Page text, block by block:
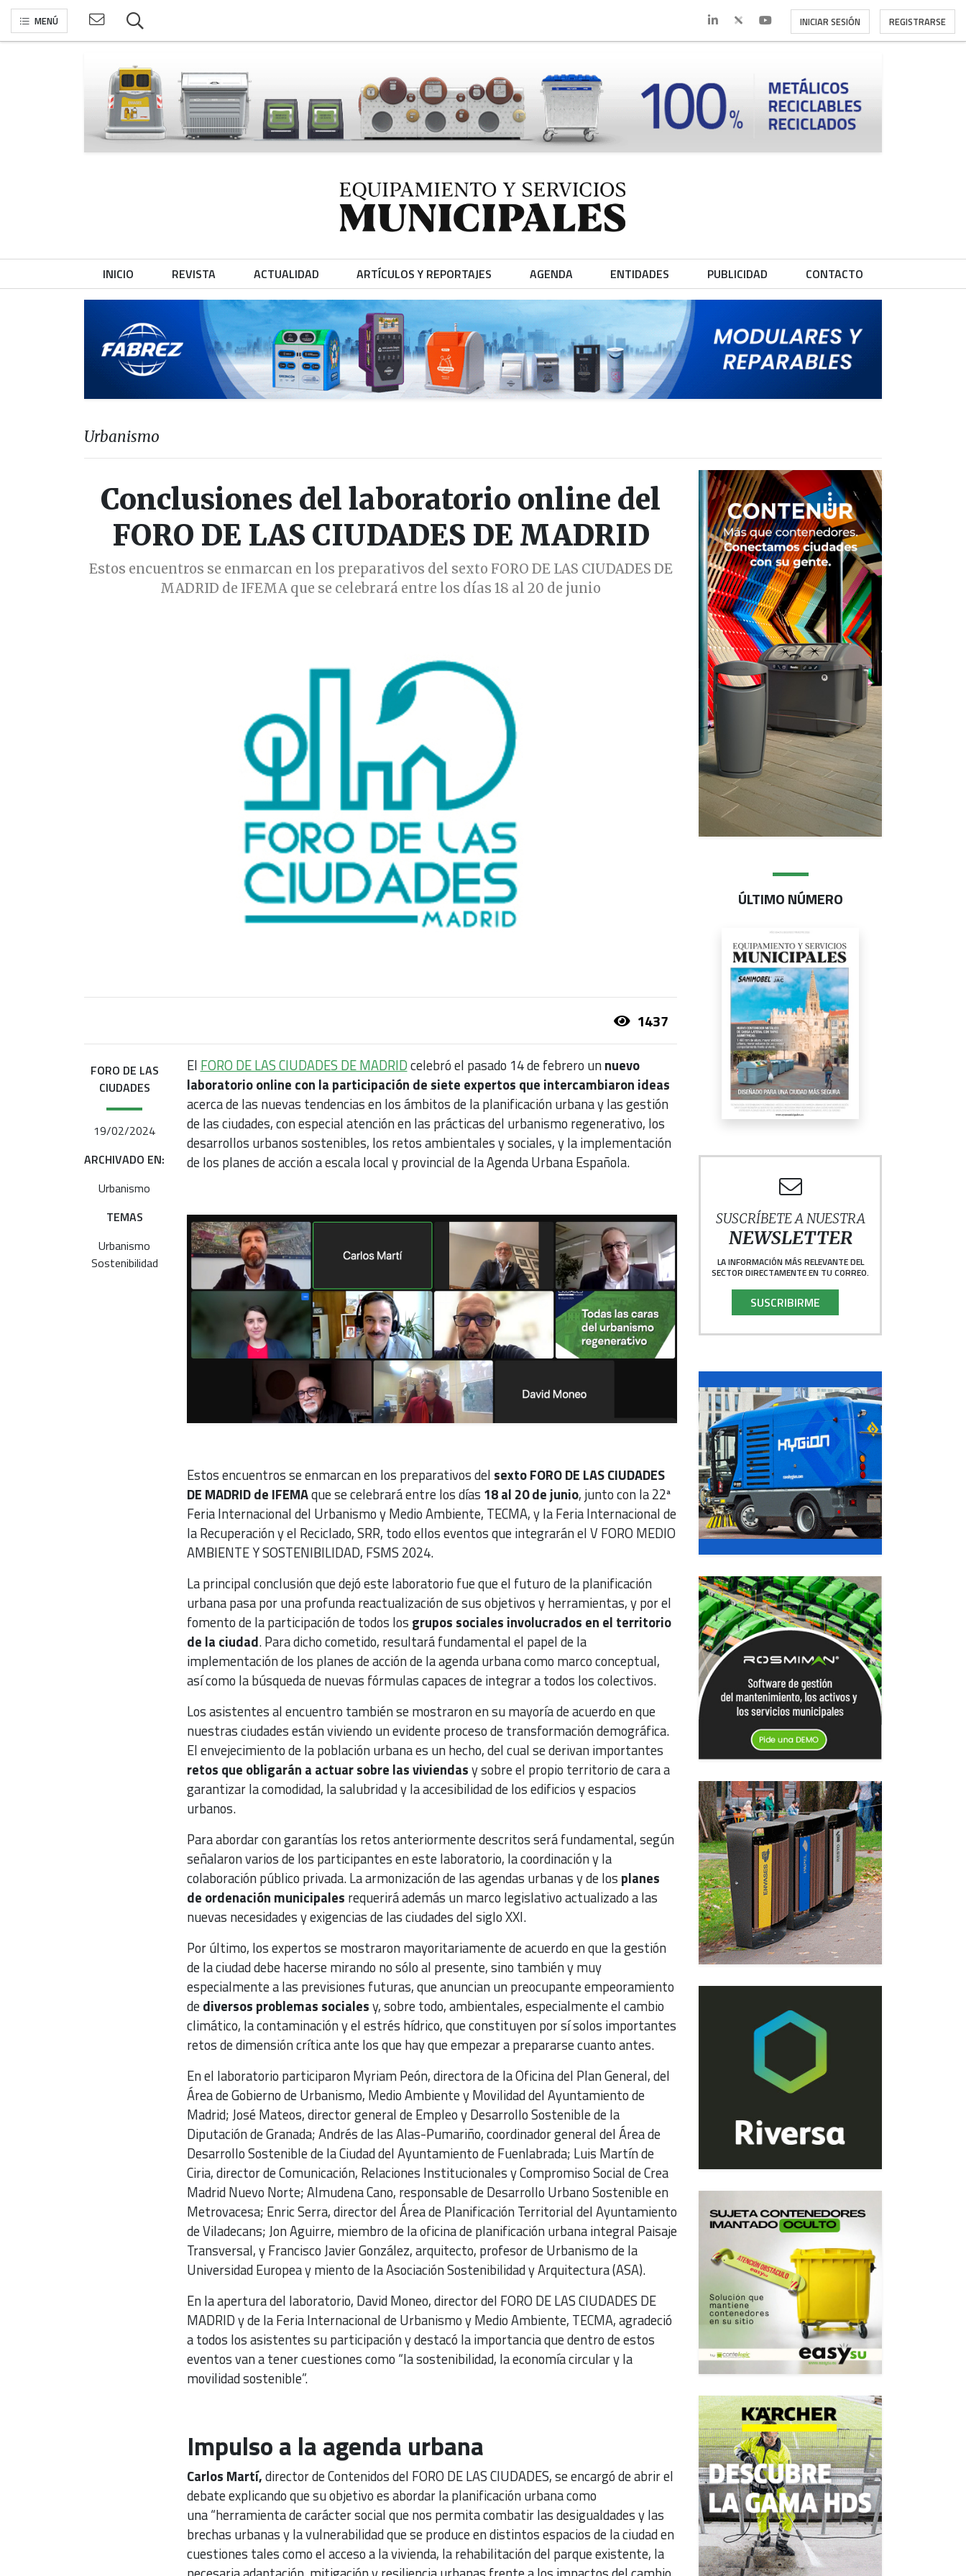
MENÚ INICIAR SESIÓN REGISTRARSE
INICIO REVISTA ACTUALIDAD ARTÍCULOS Y REPORTAJES AGENDA ENTIDADES PUBLICIDAD CONTACTO
Urbanismo
Conclusiones del laboratorio online del
FORO DE LAS CIUDADES DE MADRID
Estos encuentros se enmarcan en los preparativos del sexto FORO DE LAS CIUDADES DE
MADRID de IFEMA que se celebrará entre los días 18 al 20 de junio
1437
FORO DE LAS
CIUDADES
19/02/2024
ARCHIVADO EN:
Urbanismo
TEMAS
Urbanismo
Sostenibilidad
El FORO DE LAS CIUDADES DE MADRIDcelebró el pasado 14 de febrero unnuevo
laboratorio online con la participación de siete expertos que intercambiaron ideas
acerca de las nuevas tendencias en los ámbitos de la planificación urbana y las gestión
de las ciudades, con especial atención en las prácticas del urbanismo regenerativo, los
desarrollos urbanos sostenibles, los retos ambientales y sociales, y la implementación
de los planes de acción a escala local y provincial de la Agenda Urbana Española.
Estos encuentros se enmarcan en los preparativos del sexto FORO DE LAS CIUDADES
DE MADRID de IFEMAque se celebrará entre los días 18 al 20 de junio, junto con la 22ª
Feria Internacional del Urbanismo y Medio Ambiente, TECMA, y la Feria Internacional de
la Recuperación y el Reciclado, SRR, todo ellos eventos que integrarán el V FORO MEDIO
AMBIENTE Y SOSTENIBILIDAD, FSMS 2024.
La principal conclusión que dejó este laboratorio fue que el futuro de la planificación
urbana pasa por una profunda reactualización de sus objetivos y herramientas, y por el
fomento de la participación de todos los grupos sociales involucrados en el territorio
de la ciudad. Para dicho cometido, resultará fundamental el papel de la
implementación de los planes de acción de la agenda urbana como marco conceptual,
así como la búsqueda de nuevas fórmulas capaces de integrar a todos los colectivos.
Los asistentes al encuentro también se mostraron en su mayoría de acuerdo en que
nuestras ciudades están viviendo un evidente proceso de transformación demográfica.
El envejecimiento de la población urbana es un hecho, del cual se derivan importantes
retos que obligarán a actuar sobre las viviendasy sobre el propio territorio de cara a
garantizar la comodidad, la salubridad y la accesibilidad de los edificios y espacios
urbanos.
Para abordar con garantías los retos anteriormente descritos será fundamental, según
señalaron varios de los participantes en este laboratorio, la coordinación y la
colaboración público privada. La armonización de las agendas urbanas y de los planes
de ordenación municipales requerirá además un marco legislativo actualizado a las
nuevas necesidades y exigencias de las ciudades del siglo XXI.
Por último, los expertos se mostraron mayoritariamente de acuerdo en que la gestión
de la ciudad debe hacerse mirando no sólo al presente, sino también y muy
especialmente a las previsiones futuras, que anuncian un preocupante empeoramiento
dediversos problemas socialesy, sobre todo, ambientales, especialmente el cambio
climático, la contaminación y el estrés hídrico, que constituyen por sí solos importantes
retos de dimensión crítica ante los que hay que empezar a prepararse cuanto antes.
En el laboratorio participaron Myriam Peón, directora de la Oficina del Plan General, del
Área de Gobierno de Urbanismo, Medio Ambiente y Movilidad del Ayuntamiento de
Madrid; José Mateos, director general de Empleo y Desarrollo Sostenible de la
Diputación de Granada; Andrés de las Alas-Pumariño, coordinador general del Área de
Desarrollo Sostenible de la Ciudad del Ayuntamiento de Fuenlabrada; Luis Martín de
Ciria, director de Comunicación, Relaciones Institucionales y Compromiso Social de Crea
Madrid Nuevo Norte; Almudena Cano, responsable de Desarrollo Urbano Sostenible en
Metrovacesa; Enric Serra, director del Área de Planificación Territorial del Ayuntamiento
de Viladecans; Jon Aguirre, miembro de la oficina de planificación urbana integral Paisaje
Transversal, y Francisco Javier González, arquitecto, profesor de Urbanismo de la
Universidad Europea y miento de la Asociación Sostenibilidad y Arquitectura (ASA).
En la apertura del laboratorio, David Moneo, director del FORO DE LAS CIUDADES DE
MADRID y de la Feria Internacional de Urbanismo y Medio Ambiente, TECMA, agradeció
a todos los asistentes su participación y destacó la importancia que dentro de estos
eventos van a tener cuestiones como “la sostenibilidad, la economía circular y la
movilidad sostenible”.
Impulso a la agenda urbana
Carlos Martí,director de Contenidos del FORO DE LAS CIUDADES, se encargó de abrir el
debate explicando que su objetivo es abordar la planificación urbana como
una “herramienta de carácter social que nos permita combatir las desigualdades y las
brechas urbanas y la vulnerabilidad que se produce en distintos espacios de la ciudad en
cuestiones tales como el acceso a la vivienda, la rehabilitación del parque existente, la
ÚLTIMO NÚMERO
SUSCRÍBETE A NUESTRA
NEWSLETTER
LA INFORMACIÓN MÁS RELEVANTE DEL
SECTOR DIRECTAMENTE EN TU CORREO.
SUSCRIBIRME